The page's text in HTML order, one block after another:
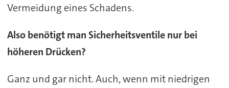
Vermeidung eines Schadens.
Also benötigt man Sicherheitsventile nur bei
höheren Drücken?
Ganz und gar nicht. Auch, wenn mit niedrigen